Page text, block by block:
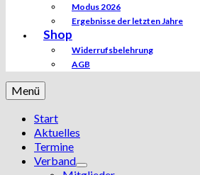
Modus 2026
Ergebnisse der letzten Jahre
Shop
Widerrufsbelehrung
AGB
Menü
Start
Aktuelles
Termine
Verband